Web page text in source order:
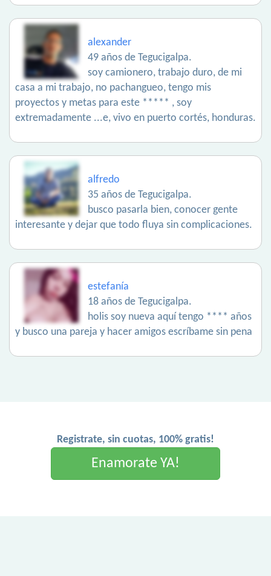
alexander
49 años de Tegucigalpa.
soy camionero, trabajo duro, de mi
casa a mi trabajo, no pachangueo, tengo mis
proyectos y metas para este ***** , soy
extremadamente ...e, vivo en puerto cortés, honduras.
alfredo
35 años de Tegucigalpa.
busco pasarla bien, conocer gente
interesante y dejar que todo fluya sin complicaciones.
estefanía
18 años de Tegucigalpa.
holis soy nueva aquí tengo **** años
y busco una pareja y hacer amigos escríbame sin pena
Registrate, sin cuotas, 100% gratis!
Enamorate YA!